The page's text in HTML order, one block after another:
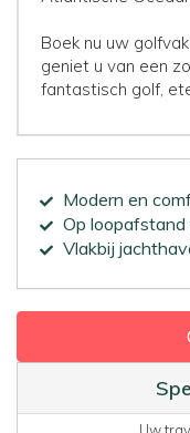
Boek nu uw
geniet u van een
fantastisch golf,
Modern en
Op
Vlakbij
Uw